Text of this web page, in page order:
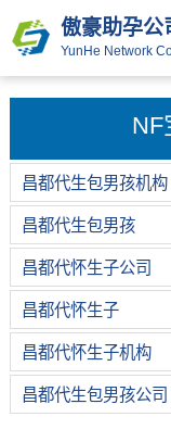
傲豪助孕公
YunHe Network
NF
昌都代生包男孩机构
昌都代生包男孩
昌都代怀生子公司
昌都代怀生子
昌都代怀生子机构
昌都代生包男孩公司